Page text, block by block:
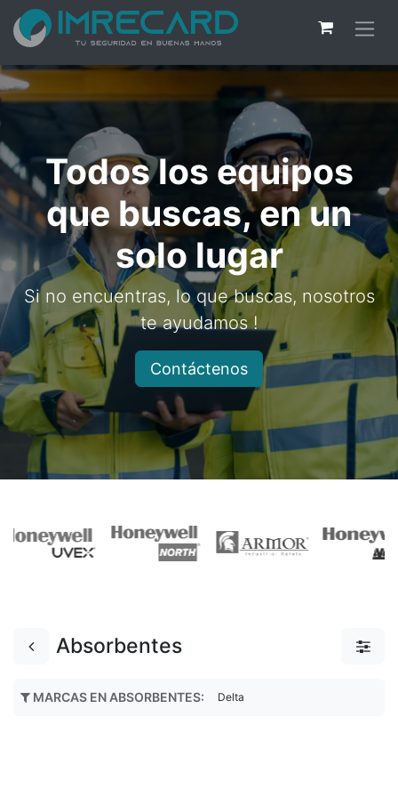
Todos los equipos
que buscas, en un
solo lugar
Si no encuentras, lo que buscas, nosotros
te ayudamos !
Contáctenos
Absorbentes
MARCAS EN ABSORBENTES: Delta